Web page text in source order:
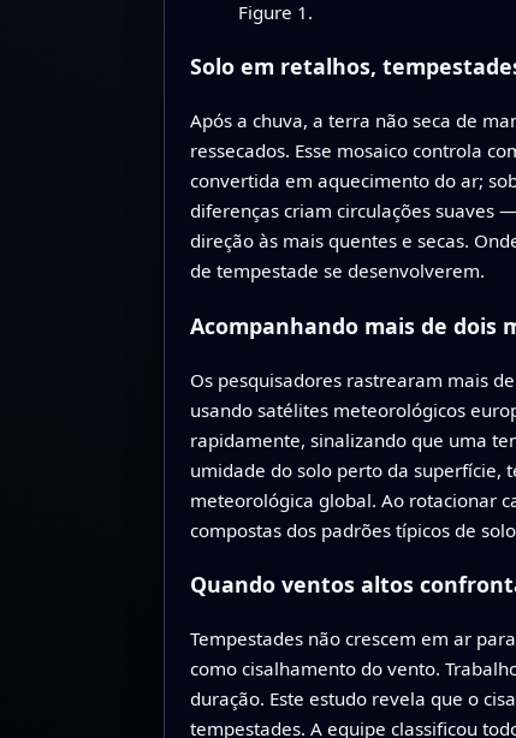
Figure 1.
Solo em retalhos,
Após a chuva, a terra não seca de
ressecados. Esse mosaico controla
convertida em aquecimento do ar;
diferenças criam circulações suaves
direção às mais quentes e secas.
de tempestade se desenvolverem.
Acompanhando mais de dois
Os pesquisadores rastrearam mais
usando satélites meteorológicos
rapidamente, sinalizando que uma
umidade do solo perto da superfície,
meteorológica global. Ao rotacionar
compostas dos padrões típicos de
Quando ventos altos
Tempestades não crescem em ar
como cisalhamento do vento.
duração. Este estudo revela que o
tempestades. A equipe classificou